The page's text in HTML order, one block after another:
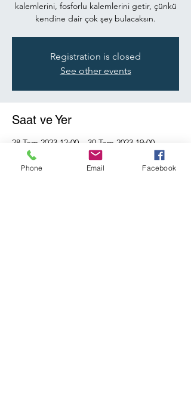
kalemlerini, fosforlu kalemlerini getir, çünkü
kendine dair çok şey bulacaksın.
Registration is closed
See other events
Saat ve Yer
28 Tem 2023 12:00 – 30 Tem 2023 19:00
Eski Foça Bizim Ev Otel
Phone Email Facebook